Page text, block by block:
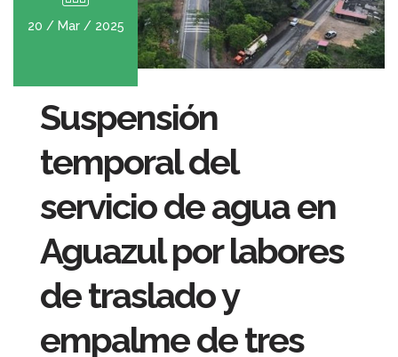
20 / Mar / 2025
Suspensión
temporal del
servicio de agua en
Aguazul por labores
de traslado y
empalme de tres